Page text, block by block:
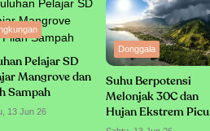
Pelajar SD
Mangrove dan
Sampah
13 Jun 26
Donggala
Suhu Berpotensi
Melonjak 30C dan
Hujan Ekstrem Picu
Likuefaksi Masif